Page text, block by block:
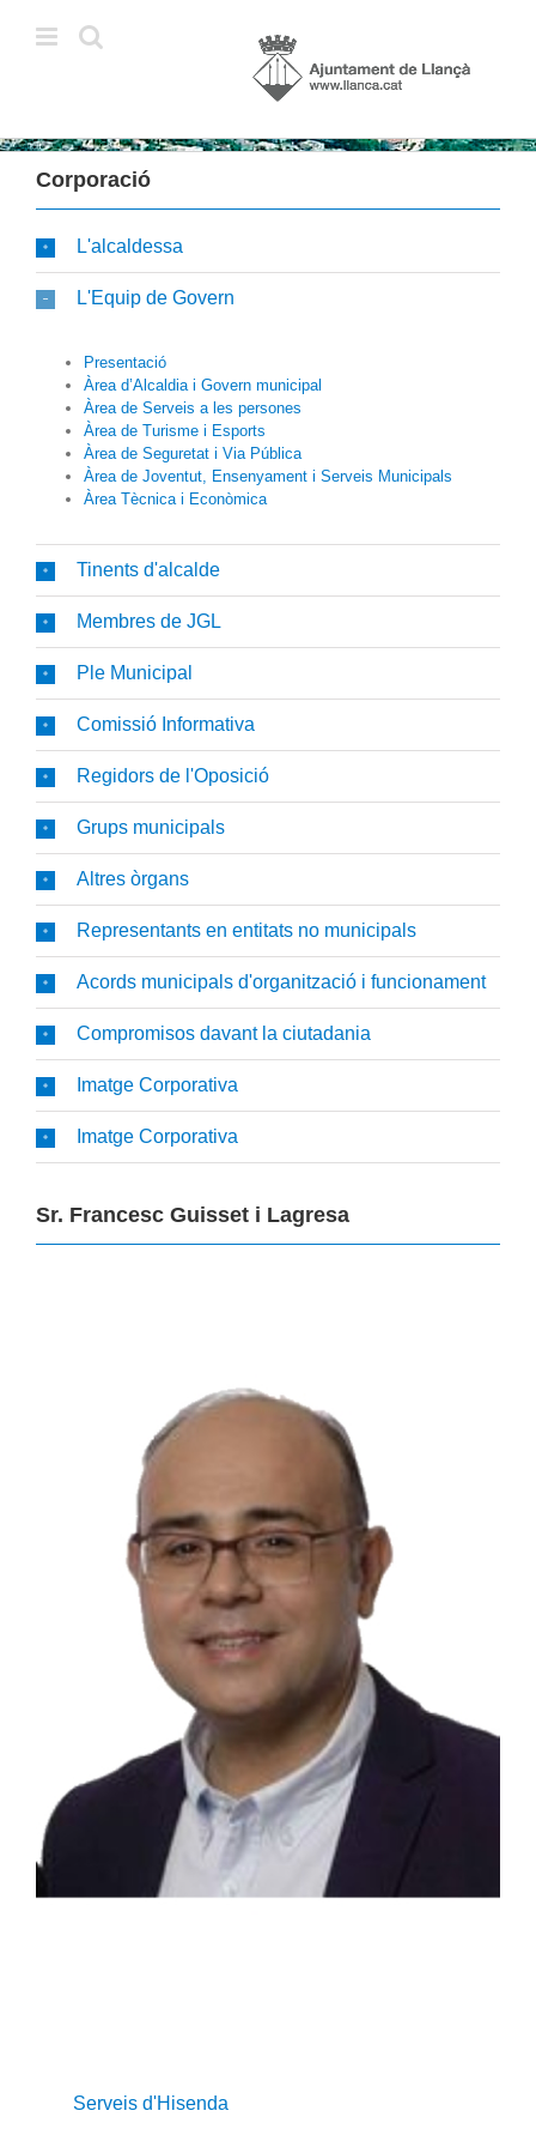
Corporació
L'alcaldessa
L'Equip de Govern
Presentació
Àrea d’Alcaldia i Govern municipal
Àrea de Serveis a les persones
Àrea de Turisme i Esports
Àrea de Seguretat i Via Pública
Àrea de Joventut, Ensenyament i Serveis Municipals
Àrea Tècnica i Econòmica
Tinents d'alcalde
Membres de JGL
Ple Municipal
Comissió Informativa
Regidors de l'Oposició
Grups municipals
Altres òrgans
Representants en entitats no municipals
Acords municipals d'organització i funcionament
Compromisos davant la ciutadania
Imatge Corporativa
Imatge Corporativa
Sr. Francesc Guisset i Lagresa
Serveis d'Hisenda